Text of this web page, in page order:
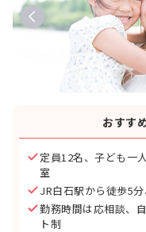
おすす
定員12名、子ども一
室
JR白石駅から徒歩5
勤務時間は応相談、
ト制